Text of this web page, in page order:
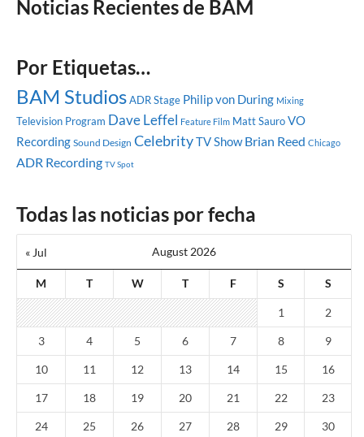
Noticias Recientes de BAM
Por Etiquetas…
BAM StudiosADR Stage Philip von During Mixing
Television Program Dave Leffel Feature Film Matt SauroVO
Recording Sound Design CelebrityTV Show Brian Reed Chicago
ADR Recording TV Spot
Todas las noticias por fecha
August 2026
M T W T F S S
« Jul
1 2
3 4 5 6 7 8 9
10 11 12 13 14 15 16
17 18 19 20 21 22 23
24 25 26 27 28 29 30